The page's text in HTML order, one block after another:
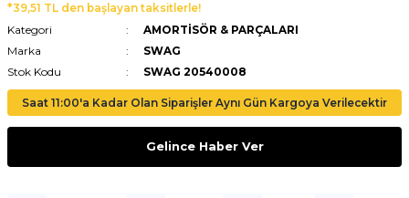
*39,51 TL den başlayan taksitlerle!
Kategori
AMORTİSÖR & PARÇALARI
Marka
SWAG
Stok Kodu
SWAG 20540008
Saat 11:00'a Kadar Olan Siparişler Aynı Gün Kargoya Verilecektir
Gelince Haber Ver